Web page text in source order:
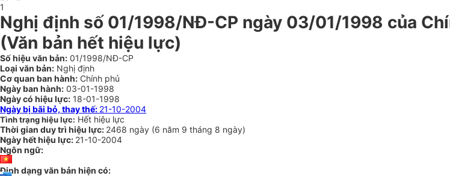
1
Nghị định số 01/1998/NĐ-CP ngày 03/01/1998 của
(Văn bản hết hiệu lực)
Số hiệu văn bản: 01/1998/NĐ-CP
Loại văn bản: Nghị định
Cơ quan ban hành: Chính phủ
Ngày ban hành: 03-01-1998
Ngày có hiệu lực: 18-01-1998
Ngày bị bãi bỏ, thay thế: 21-10-2004
Tình trạng hiệu lực: Hết hiệu lực
Thời gian duy trì hiệu lực: 2468 ngày (6 năm 9 tháng 8 ngày)
Ngày hết hiệu lực: 21-10-2004
Ngôn ngữ:
Định dạng văn bản hiện có: